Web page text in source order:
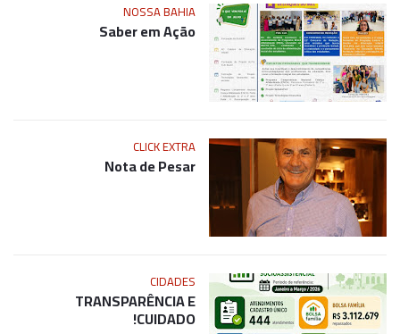
NOSSA BAHIA
Saber em Ação
CLICK EXTRA
Nota de Pesar
CIDADES
TRANSPARÊNCIA E
CUIDADO!